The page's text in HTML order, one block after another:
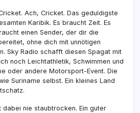
Ach, Cricket. Das geduldigste
Karibik. Es braucht Zeit. Es
einen Sender, der dir die
ohne dich mit unnötigen
Sky Radio schafft diesen Spagat mit
noch Leichtathletik, Schwimmen und
oder andere Motorsport-Event. Die
Suriname selbst. Ein kleines Land
nie staubtrocken. Ein guter